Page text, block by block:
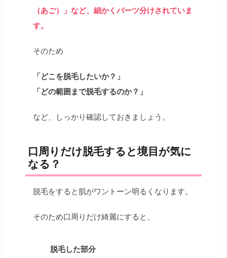
（あご）」など、細かくパーツ分けされていま
す。
そのため
「どこを脱毛したいか？」
「どの範囲まで脱毛するのか？」
など、しっかり確認しておきましょう。
口周りだけ脱毛すると境目が気に
なる？
脱毛をすると肌がワントーン明るくなります。
そのため口周りだけ綺麗にすると、
脱毛した部分